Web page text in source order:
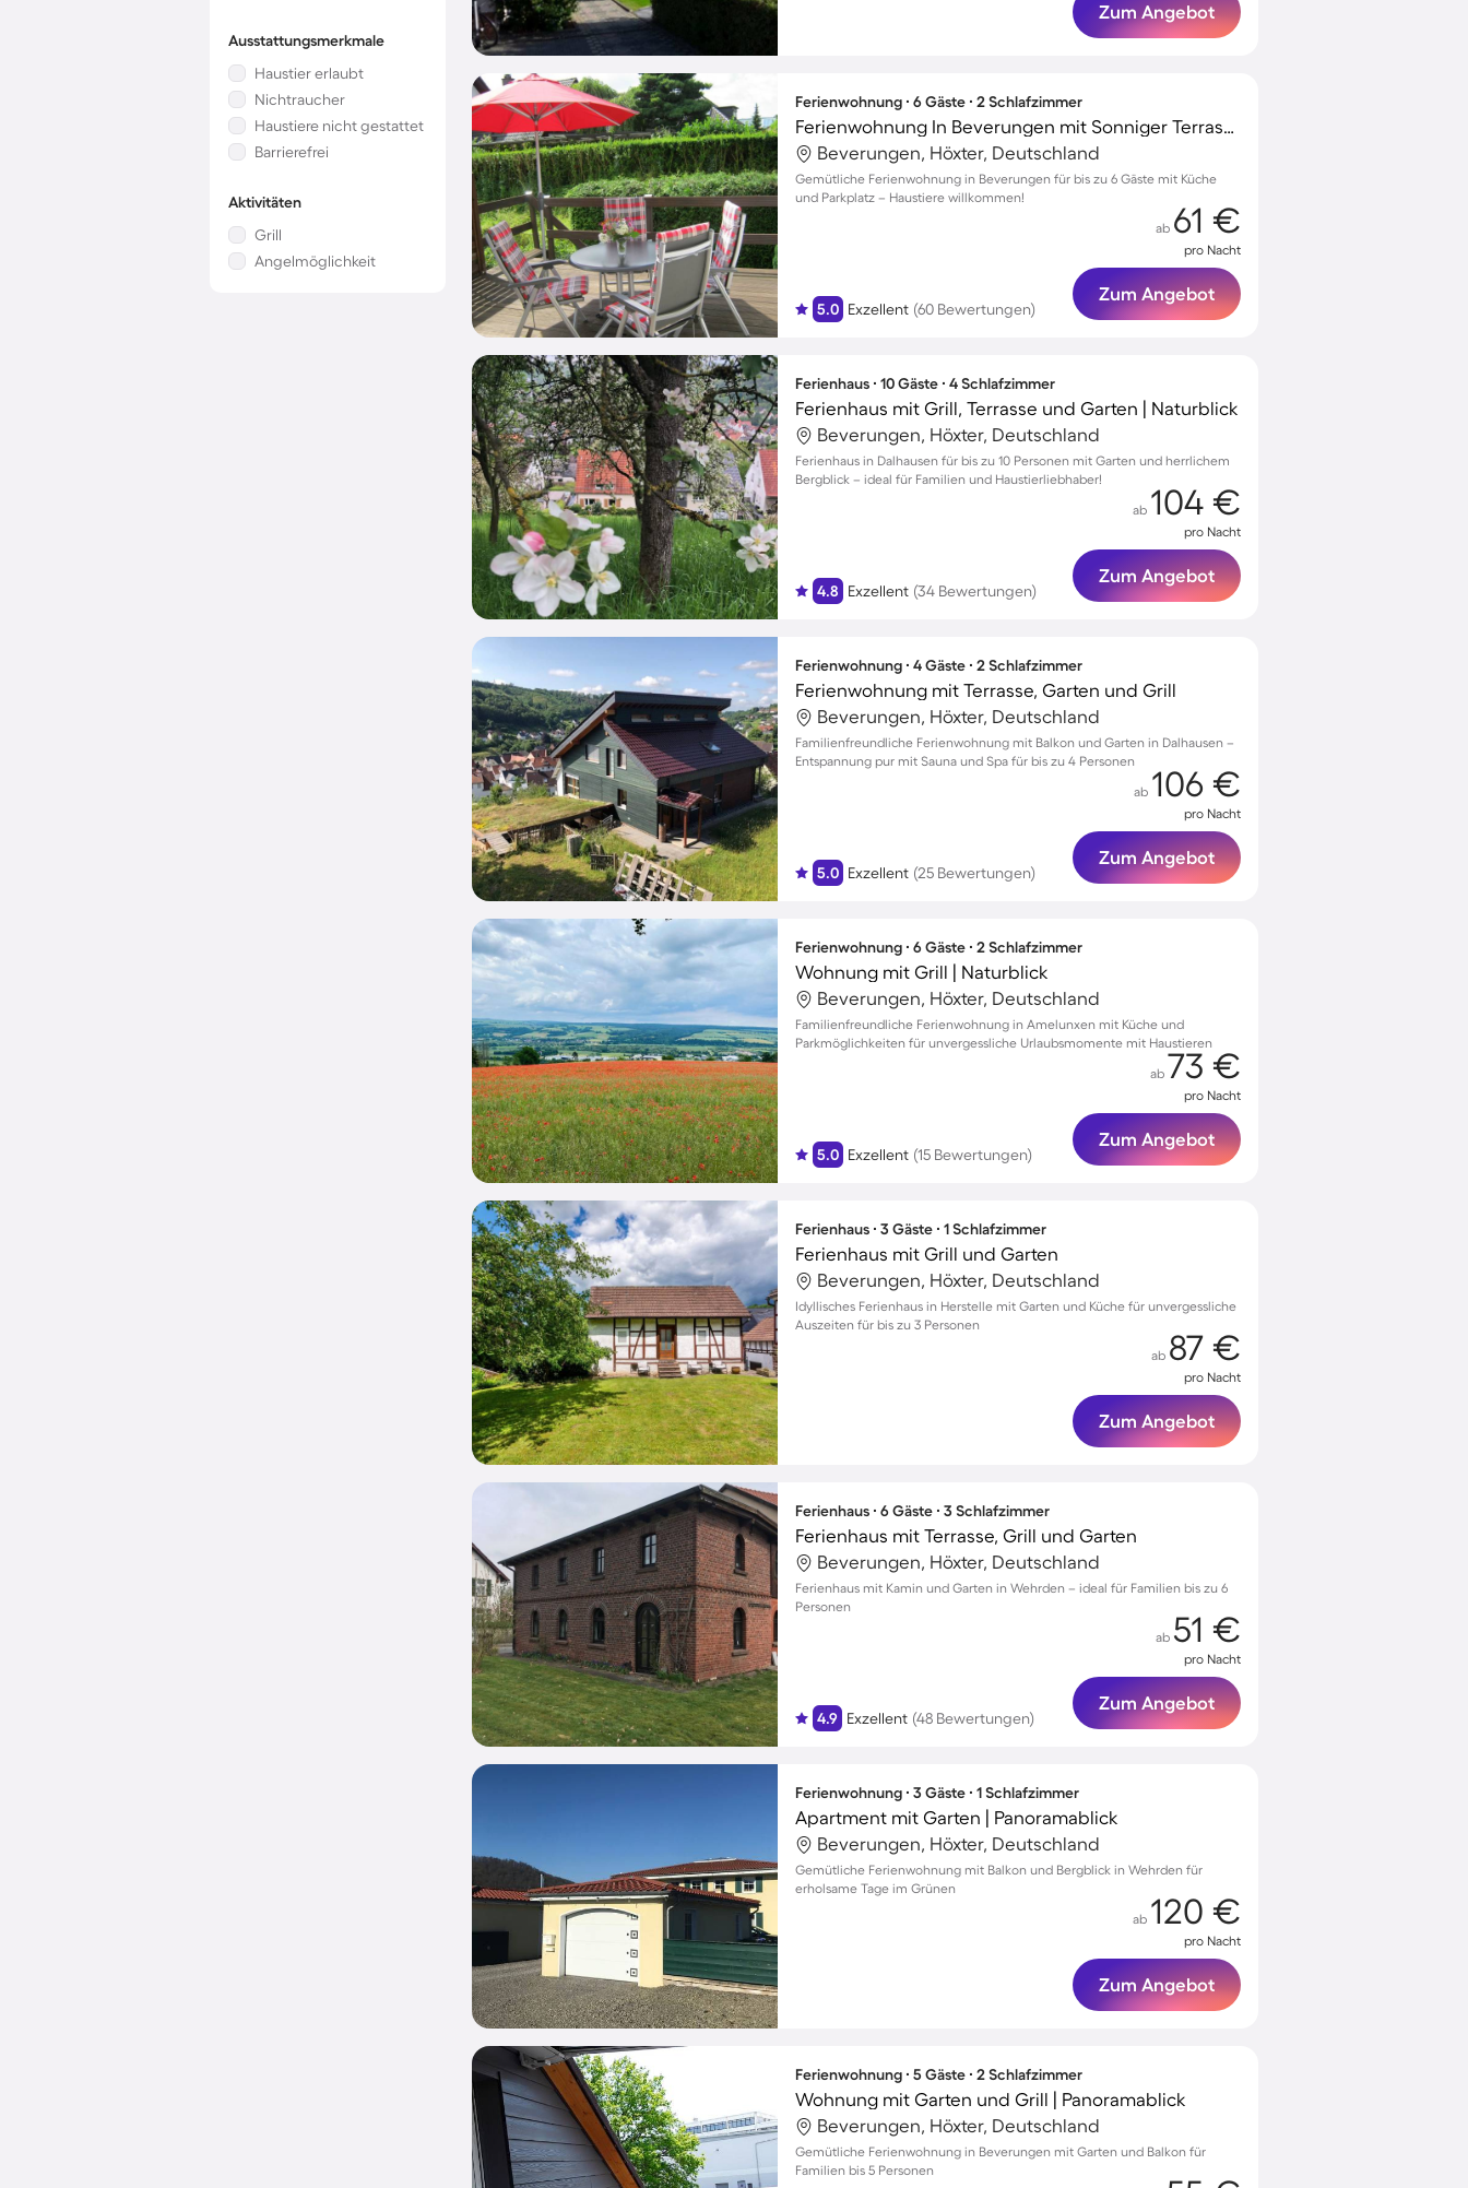
Ausstattungsmerkmale
Haustier erlaubt
Nichtraucher
Haustiere nicht gestattet
Barrierefrei
Aktivitäten
Grill
Angelmöglichkeit
Zum Angebot
Ferienwohnung ∙ 6 Gäste ∙ 2 Schlafzimmer
Ferienwohnung In Beverungen mit Sonniger Terrasse
Beverungen, Höxter, Deutschland
Gemütliche Ferienwohnung in Beverungen für bis zu 6 Gäste mit Küche
und Parkplatz – Haustiere willkommen!
5.0 Exzellent (60 Bewertungen)
ab 61 €
pro Nacht
Zum Angebot
Ferienhaus ∙ 10 Gäste ∙ 4 Schlafzimmer
Ferienhaus mit Grill, Terrasse und Garten | Naturblick
Beverungen, Höxter, Deutschland
Ferienhaus in Dalhausen für bis zu 10 Personen mit Garten und herrlichem
Bergblick – ideal für Familien und Haustierliebhaber!
4.8 Exzellent (34 Bewertungen)
ab 104 €
pro Nacht
Zum Angebot
Ferienwohnung ∙ 4 Gäste ∙ 2 Schlafzimmer
Ferienwohnung mit Terrasse, Garten und Grill
Beverungen, Höxter, Deutschland
Familienfreundliche Ferienwohnung mit Balkon und Garten in Dalhausen –
Entspannung pur mit Sauna und Spa für bis zu 4 Personen
5.0 Exzellent (25 Bewertungen)
ab 106 €
pro Nacht
Zum Angebot
Ferienwohnung ∙ 6 Gäste ∙ 2 Schlafzimmer
Wohnung mit Grill | Naturblick
Beverungen, Höxter, Deutschland
Familienfreundliche Ferienwohnung in Amelunxen mit Küche und
Parkmöglichkeiten für unvergessliche Urlaubsmomente mit Haustieren
5.0 Exzellent (15 Bewertungen)
ab 73 €
pro Nacht
Zum Angebot
Ferienhaus ∙ 3 Gäste ∙ 1 Schlafzimmer
Ferienhaus mit Grill und Garten
Beverungen, Höxter, Deutschland
Idyllisches Ferienhaus in Herstelle mit Garten und Küche für unvergessliche
Auszeiten für bis zu 3 Personen
ab 87 €
pro Nacht
Zum Angebot
Ferienhaus ∙ 6 Gäste ∙ 3 Schlafzimmer
Ferienhaus mit Terrasse, Grill und Garten
Beverungen, Höxter, Deutschland
Ferienhaus mit Kamin und Garten in Wehrden – ideal für Familien bis zu 6
Personen
4.9 Exzellent (48 Bewertungen)
ab 51 €
pro Nacht
Zum Angebot
Ferienwohnung ∙ 3 Gäste ∙ 1 Schlafzimmer
Apartment mit Garten | Panoramablick
Beverungen, Höxter, Deutschland
Gemütliche Ferienwohnung mit Balkon und Bergblick in Wehrden für
erholsame Tage im Grünen
ab 120 €
pro Nacht
Zum Angebot
Ferienwohnung ∙ 5 Gäste ∙ 2 Schlafzimmer
Wohnung mit Garten und Grill | Panoramablick
Beverungen, Höxter, Deutschland
Gemütliche Ferienwohnung in Beverungen mit Garten und Balkon für
Familien bis 5 Personen